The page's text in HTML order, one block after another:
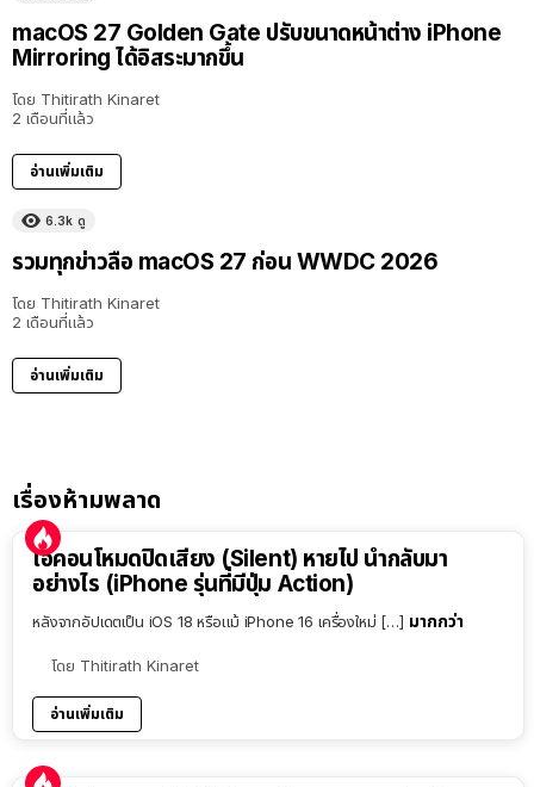
macOS 27 Golden Gate ปรับขนาดหน้าต่าง iPhone
Mirroring ได้อิสระมากขึ้น
โดย Thitirath Kinaret
2 เดือนที่แล้ว
อ่านเพิ่มเติม
6.3k ดู
รวมทุกข่าวลือ macOS 27 ก่อน WWDC 2026
โดย Thitirath Kinaret
2 เดือนที่แล้ว
อ่านเพิ่มเติม
เรื่องห้ามพลาด
ไอคอนโหมดปิดเสียง (Silent) หายไป นำกลับมา
อย่างไร (iPhone รุ่นที่มีปุ่ม Action)
หลังจากอัปเดตเป็น iOS 18 หรือแม้ iPhone 16 เครื่องใหม่ […] มากกว่า
โดย Thitirath Kinaret
อ่านเพิ่มเติม